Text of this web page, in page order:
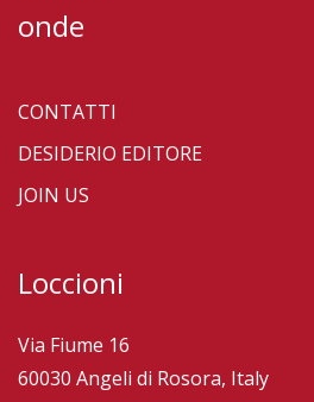
onde
CONTATTI
DESIDERIO EDITORE
JOIN US
Loccioni
Via Fiume 16
60030 Angeli di Rosora, Italy